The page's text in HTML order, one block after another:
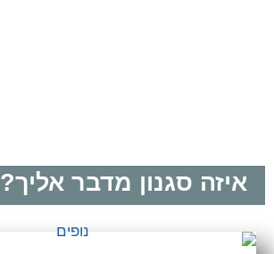
איזה סגנון מדבר אליך?